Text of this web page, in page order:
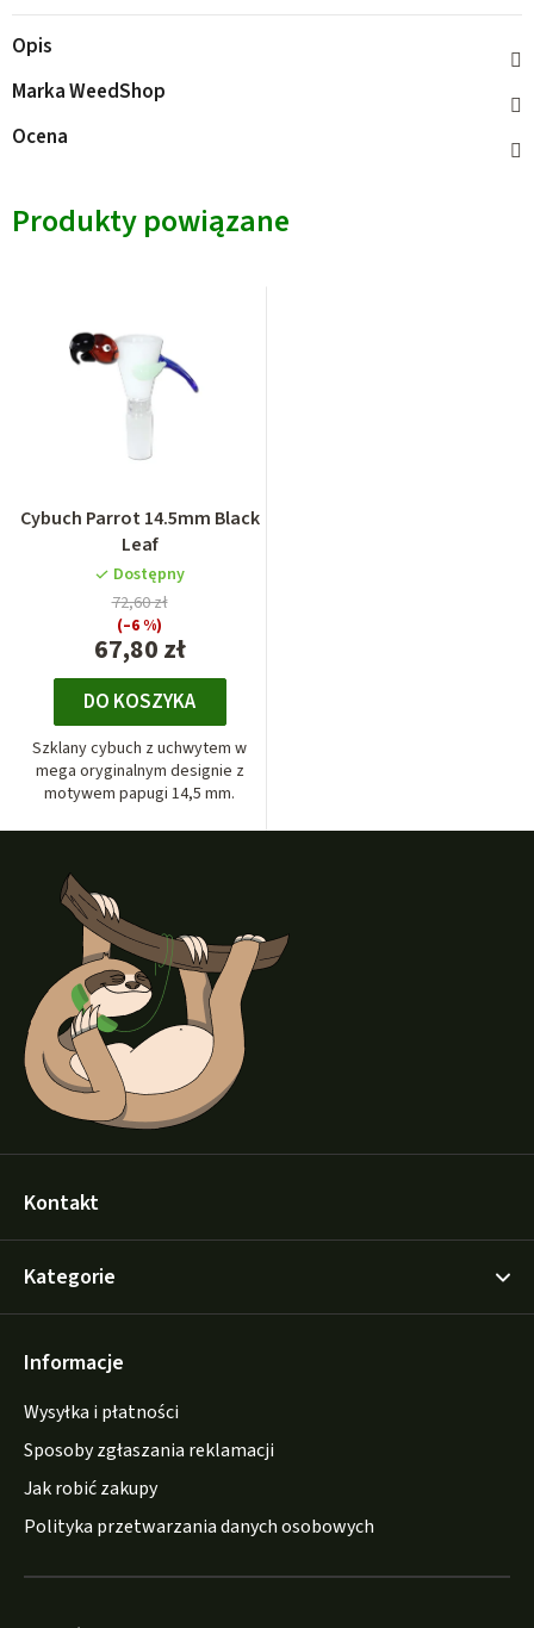
Opis
MarkaWeedShop
Ocena
Produkty powiązane
Cybuch Parrot 14.5mm Black
Leaf
Dostępny
67,80 zł
72,60 zł
(–6 %)
DO KOSZYKA
Szklany cybuch z uchwytem w
mega oryginalnym designie z
motywem papugi 14,5 mm.
S
Kontakt
Kategorie
Informacje
Wysyłka i płatności
Sposoby zgłaszania reklamacji
Jak robić zakupy
Polityka przetwarzania danych osobowych